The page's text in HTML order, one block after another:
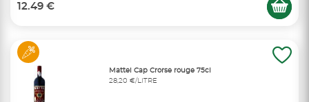
12.49 €
Mattei Cap Crorse rouge 75cl
28,20 €/LITRE